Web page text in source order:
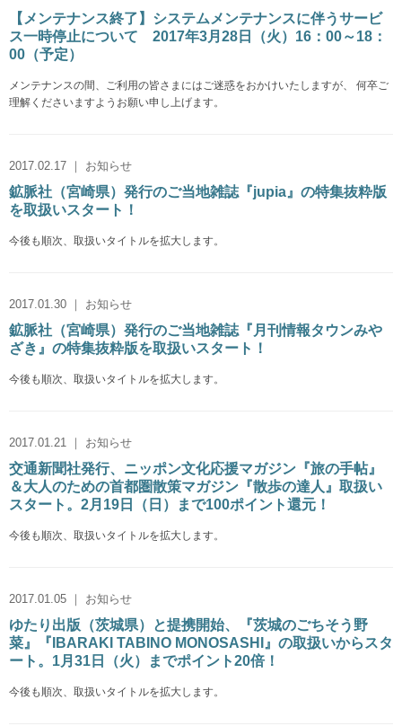
【メンテナンス終了】システムメンテナンスに伴うサービ
ス一時停止について 2017年3月28日（火）16：00～18：
00（予定）
メンテナンスの間、ご利用の皆さまにはご迷惑をおかけいたしますが、 何卒ご
理解くださいますようお願い申し上げます。
2017.02.17 ｜ お知らせ
鉱脈社（宮崎県）発行のご当地雑誌『jupia』の特集抜粋版
を取扱いスタート！
今後も順次、取扱いタイトルを拡大します。
2017.01.30 ｜ お知らせ
鉱脈社（宮崎県）発行のご当地雑誌『月刊情報タウンみや
ざき』の特集抜粋版を取扱いスタート！
今後も順次、取扱いタイトルを拡大します。
2017.01.21 ｜ お知らせ
交通新聞社発行、ニッポン文化応援マガジン『旅の手帖』
＆大人のための首都圏散策マガジン『散歩の達人』取扱い
スタート。2月19日（日）まで100ポイント還元！
今後も順次、取扱いタイトルを拡大します。
2017.01.05 ｜ お知らせ
ゆたり出版（茨城県）と提携開始、『茨城のごちそう野
菜』『IBARAKI TABINO MONOSASHI』の取扱いからスタ
ート。1月31日（火）までポイント20倍！
今後も順次、取扱いタイトルを拡大します。